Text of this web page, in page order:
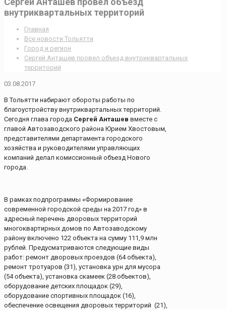
внутриквартальных территорий
Главная
Все новости Тольятти
Город и регион
Сергей Анташев провел объезд внутриквартальных
территорий
03.08.2017
В Тольятти набирают обороты работы по
благоустройству внутриквартальных территорий.
Сегодня глава города Сергей Анташев вместе с
главой Автозаводского района Юрием Хвостовым,
представителями департамента городского
хозяйства и руководителями управляющих
компаний делал комиссионный объезд Нового
города.
В рамках подпрограммы «Формирование
современной городской среды на 2017 год» в
адресный перечень дворовых территорий
многоквартирных домов по Автозаводскому
району включено 122 объекта на сумму 111,9 млн
рублей. Предусматриваются следующие виды
работ: ремонт дворовых проездов (64 объекта),
ремонт тротуаров (31), установка урн для мусора
(54 объекта), установка скамеек (28 объектов),
оборудование детских площадок (29),
оборудование спортивных площадок (16),
обеспечение освещения дворовых территорий (21),